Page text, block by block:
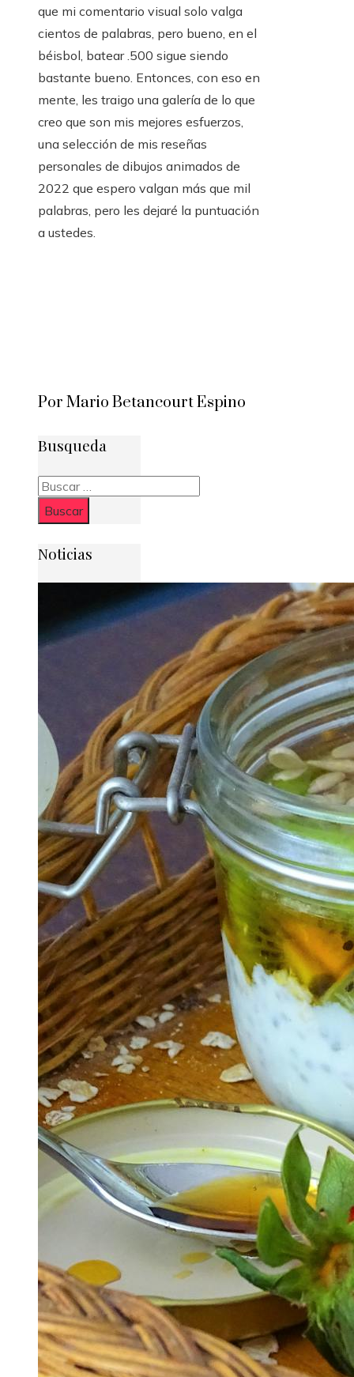
que mi comentario visual solo valga
cientos de palabras, pero bueno, en el
béisbol, batear .500 sigue siendo
bastante bueno. Entonces, con eso en
mente, les traigo una galería de lo que
creo que son mis mejores esfuerzos,
una selección de mis reseñas
personales de dibujos animados de
2022 que espero valgan más que mil
palabras, pero les dejaré la puntuación
a ustedes.
Por Mario Betancourt Espino
Busqueda
Buscar:
Noticias